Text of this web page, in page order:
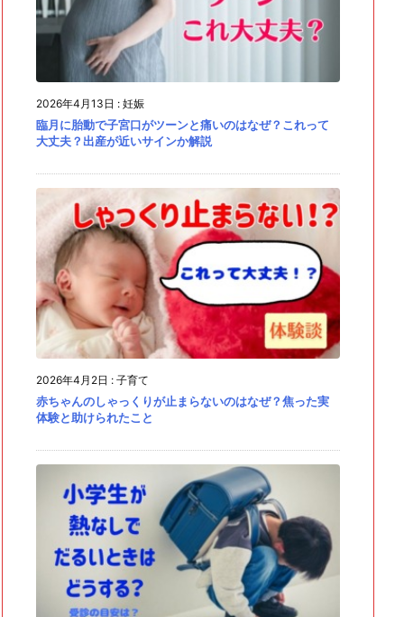
2026年4月13日 : 妊娠
臨月に胎動で子宮口がツーンと痛いのはなぜ？これって
大丈夫？出産が近いサインか解説
2026年4月2日 : 子育て
赤ちゃんのしゃっくりが止まらないのはなぜ？焦った実
体験と助けられたこと